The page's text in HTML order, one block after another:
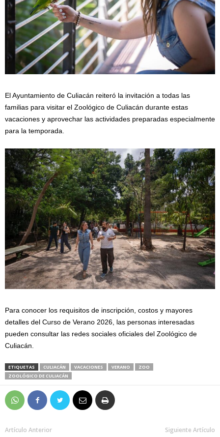
El Ayuntamiento de Culiacán reiteró la invitación a todas las
familias para visitar el Zoológico de Culiacán durante estas
vacaciones y aprovechar las actividades preparadas especialmente
para la temporada.
Para conocer los requisitos de inscripción, costos y mayores
detalles del Curso de Verano 2026, las personas interesadas
pueden consultar las redes sociales oficiales del Zoológico de
Culiacán.
ETIQUETAS CULIACÁN VACACIONES VERANO
ZOO
ZOOLÓGICO DE CULIACÁN
Artículo Anterior Siguiente Artículo